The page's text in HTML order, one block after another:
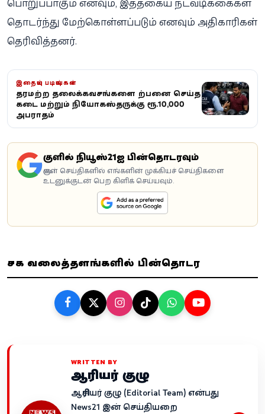
பொறுப்பாகும் எனவும், இத்தகைய நடவடிக்கைகள்
தொடர்ந்து மேற்கொள்ளப்படும் எனவும் அதிகாரிகள்
தெரிவித்தனர்.
இதையும் படியுங்கள்
தரமற்ற தலைக்கவசங்களை விற்பனை செய்த
கடை மற்றும் விநியோகஸ்தருக்கு ரூ.10,000
அபராதம்
கூகுளில் நியூஸ்21ஐ பின்தொடரவும்
கூகுள் செய்திகளில் எங்களின் முக்கியச் செய்திகளை
உடனுக்குடன் பெற கிளிக் செய்யவும்.
சமூக வலைத்தளங்களில் பின்தொடர
WRITTEN BY
ஆசிரியர் குழு
ஆசிரியர் குழு (Editorial Team) என்பது
News21 இன் செய்தியறை